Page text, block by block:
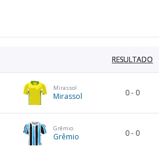
RESULTADO
Mirassol
Mirassol 0- 0
Grêmio
Grêmio 0- 0